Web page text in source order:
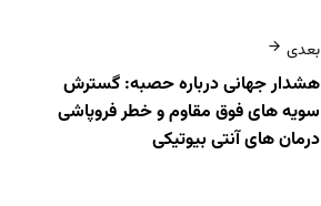
بعدی
هشدار جهانی درباره حصبه: گسترش
سویه های فوق مقاوم و خطر فروپاشی
درمان های آنتی بیوتیکی